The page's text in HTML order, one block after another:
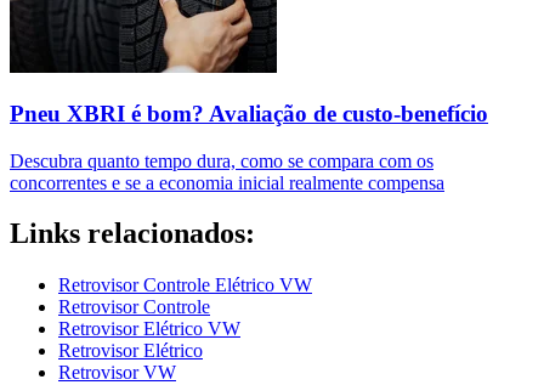
Pneu XBRI é bom? Avaliação de custo-benefício
Descubra quanto tempo dura, como se compara com os
concorrentes e se a economia inicial realmente compensa
Links relacionados:
Retrovisor Controle Elétrico VW
Retrovisor Controle
Retrovisor Elétrico VW
Retrovisor Elétrico
Retrovisor VW